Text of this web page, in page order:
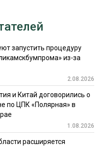
запустить процедуру
из-за
2.08.2026
и Китай договорились о
по ЦПК «Полярная» в
1.08.2026
расширяется